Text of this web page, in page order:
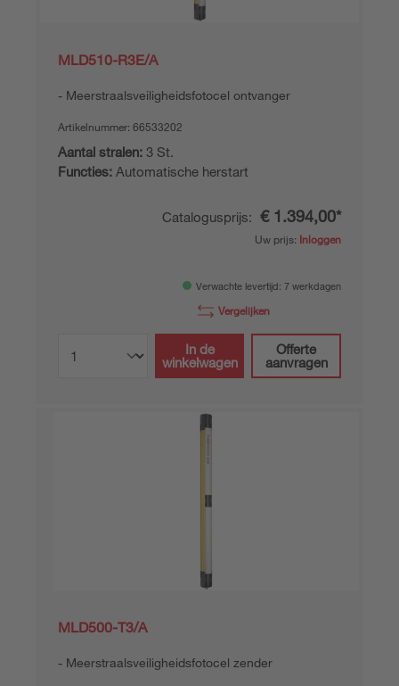
MLD510-R3E/A
Meerstraalsveiligheidsfotocel ontvanger
Artikelnummer: 66533202
Aantal stralen: 3 St.
Functies: Automatische herstart
Catalogusprijs: € 1.394,00*
Uw prijs: Inloggen
Verwachte levertijd: 7 werkdagen
Vergelijken
In de
winkelwagen
Offerte
aanvragen
MLD500-T3/A
Meerstraalsveiligheidsfotocel zender